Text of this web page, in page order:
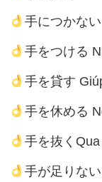
手につかな
手をつける
手を貸す
手を休める
手を抜く
手が足りな